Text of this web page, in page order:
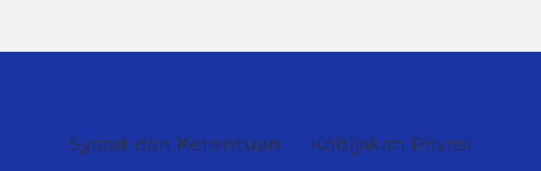
Syarat dan Ketentuan
Kebijakan Privasi